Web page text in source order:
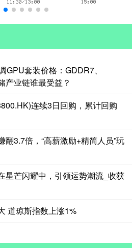
GPU套装价格：GDDR7、
产业链谁最受益？
连续3日回购，累计回购
3.7倍，“高薪激励+精简人员”玩
星芒闪耀中，引领运势潮流_收获
道琼斯指数上涨1%